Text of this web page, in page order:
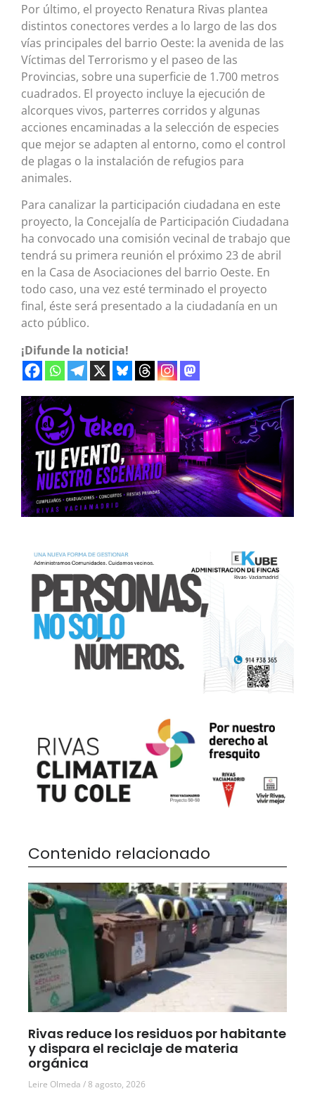
Por último, el proyecto Renatura Rivas plantea
distintos conectores verdes a lo largo de las dos
vías principales del barrio Oeste: la avenida de las
Víctimas del Terrorismo y el paseo de las
Provincias, sobre una superficie de 1.700 metros
cuadrados. El proyecto incluye la ejecución de
alcorques vivos, parterres corridos y algunas
acciones encaminadas a la selección de especies
que mejor se adapten al entorno, como el control
de plagas o la instalación de refugios para
animales.
Para canalizar la participación ciudadana en este
proyecto, la Concejalía de Participación Ciudadana
ha convocado una comisión vecinal de trabajo que
tendrá su primera reunión el próximo 23 de abril
en la Casa de Asociaciones del barrio Oeste. En
todo caso, una vez esté terminado el proyecto
final, éste será presentado a la ciudadanía en un
acto público.
¡Difunde la noticia!
Contenido relacionado
Rivas reduce los residuos por habitante
y dispara el reciclaje de materia
orgánica
Leire Olmeda 8 agosto, 2026